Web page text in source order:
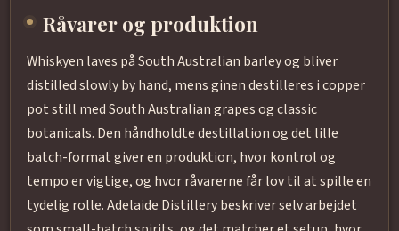
Råvarer og produktion
Whiskyen laves på South Australian barley og bliver
distilled slowly by hand, mens ginen destilleres i copper
pot still med South Australian grapes og classic
botanicals. Den håndholdte destillation og det lille
batch-format giver en produktion, hvor kontrol og
tempo er vigtige, og hvor råvarerne får lov til at spille en
tydelig rolle. Adelaide Distillery beskriver selv arbejdet